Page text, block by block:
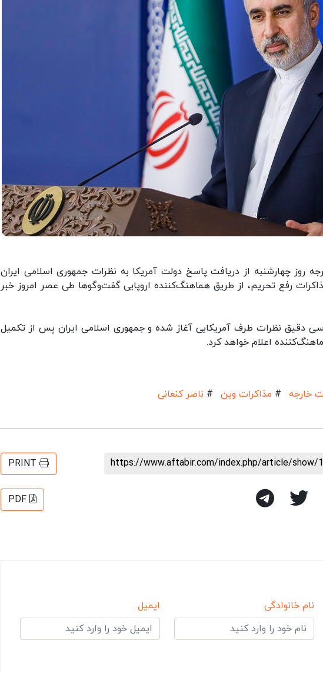
روز چهارشنبه از دریافت پاسخ دولت آمریکا به ‌نظرات جمهوری اسلامی ایران
رفع تحریم، از طریق هماهنگ‌کننده اروپایی گفت‌وگوها طی عصر امروز خبر
دقیق نظرات طرف آمریکایی آغاز شده و جمهوری اسلامی ایران پس از تکمیل
اعلام خواهد کرد.
خارجه # مذاکرات وین # ناصر کنعانی
https://www.aftabir.com/index.php/article/show/
PRINT
PDF
نام خانوادگی ایمیل